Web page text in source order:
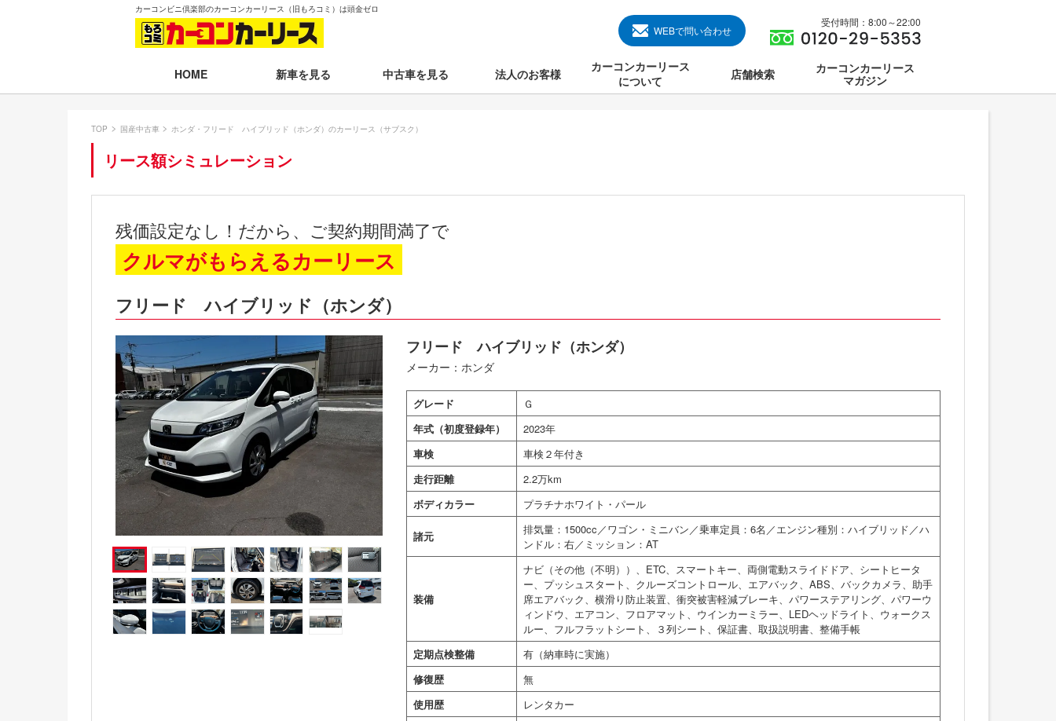
カーコンビニ倶楽部のカーコンカーリース（旧もろコミ）は頭金ゼロ
WEBで問い合わせ
受付時間：8:00～22:00
HOME 新車を見る
月々50,001円以上のクルマを見る
新車一覧から選ぶ
即納車（最短14日で納車）
残価設定プラン
電気自動車（EV）
福祉車両
ミニカー
中古車を見る 法人のお客様
カーコンカーリース
について
店舗検索
カーコンカーリース
マガジン
TOP 国産中古車 ホンダ・フリード ハイブリッド（ホンダ）のカーリース（サブスク）
リース額シミュレーション
残価設定なし！だから、ご契約期間満了で
クルマがもらえるカーリース
フリード ハイブリッド（ホンダ）
フリード ハイブリッド（ホンダ）
メーカー：ホンダ
グレード
Ｇ
年式（初度登録年）
2023年
車検
車検２年付き
走行距離
2.2万km
ボディカラー
プラチナホワイト・パール
諸元
排気量：1500cc／ワゴン・ミニバン／乗車定員：6名／エンジン種別：ハイブリッド／ハ
ンドル：右／ミッション：AT
装備
ナビ（その他（不明））、ETC、スマートキー、両側電動スライドドア、シートヒータ
ー、プッシュスタート、クルーズコントロール、エアバック、ABS、バックカメラ、助手
席エアバック、横滑り防止装置、衝突被害軽減ブレーキ、パワーステアリング、パワーウ
ィンドウ、エアコン、フロアマット、ウインカーミラー、LEDヘッドライト、ウォークス
ルー、フルフラットシート、３列シート、保証書、取扱説明書、整備手帳
定期点検整備
有（納車時に実施）
修復歴
無
使用歴
レンタカー